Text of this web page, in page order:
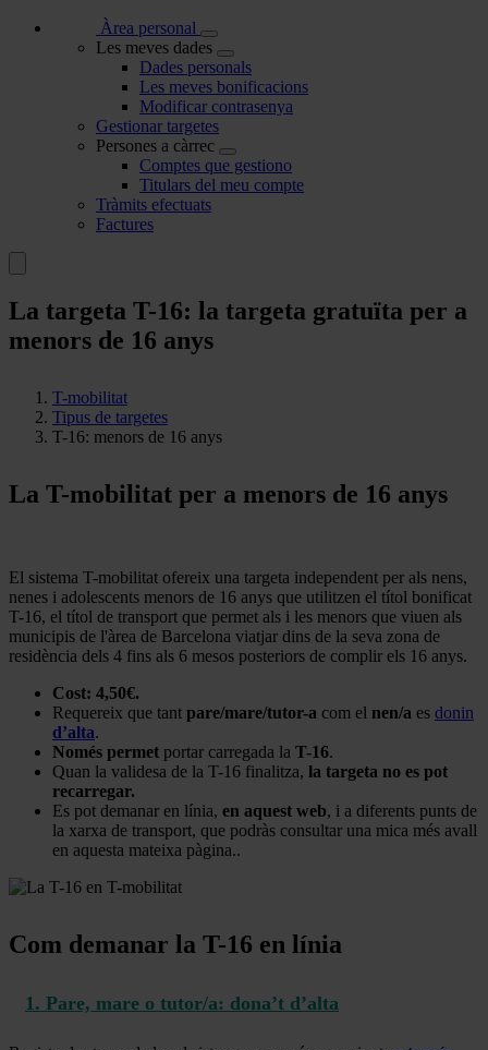
Àrea personal
Les meves dades
Dades personals
Les meves bonificacions
Modificar contrasenya
Gestionar targetes
Persones a càrrec
Comptes que gestiono
Titulars del meu compte
Tràmits efectuats
Factures
La targeta T-16: la targeta gratuïta per a
menors de 16 anys
T-mobilitat
Tipus de targetes
T-16: menors de 16 anys
La T-mobilitat per a menors de 16 anys
El sistema T-mobilitat ofereix una targeta independent per als nens,
nenes i adolescents menors de 16 anys que utilitzen el títol bonificat
T-16, el títol de transport que permet als i les menors que viuen als
municipis de l'àrea de Barcelona viatjar dins de la seva zona de
residència dels 4 fins als 6 mesos posteriors de complir els 16 anys.
Cost: 4,50€.
Requereix que tant pare/mare/tutor-a com el nen/a es donin
d’alta.
Només permet portar carregada la T-16.
Quan la validesa de la T-16 finalitza, la targeta no es pot
recarregar.
Es pot demanar en línia, en aquest web, i a diferents punts de
la xarxa de transport, que podràs consultar una mica més avall
en aquesta mateixa pàgina..
Com demanar la T-16 en línia
1. Pare, mare o tutor/a: dona’t d’alta